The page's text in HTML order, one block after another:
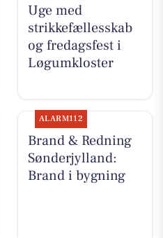
Uge med
strikkefællesskab
og fredagsfest i
Løgumkloster
ALARM112
Brand & Redning
Sønderjylland:
Brand i bygning